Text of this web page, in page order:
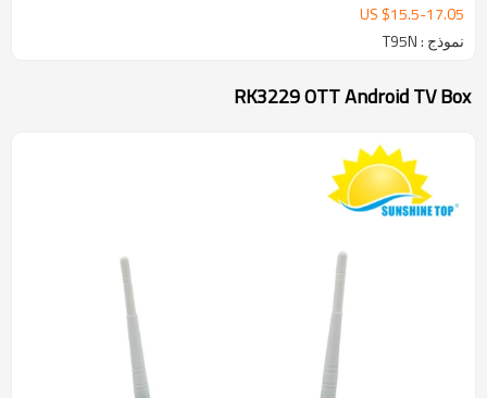
US $15.5-17.05
نموذج : T95N
RK3229 OTT Android TV Box